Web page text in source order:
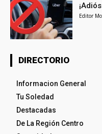
Editor
DIRECTORIO
Informacion General
Tu Soledad
Destacadas
De La Región Centro